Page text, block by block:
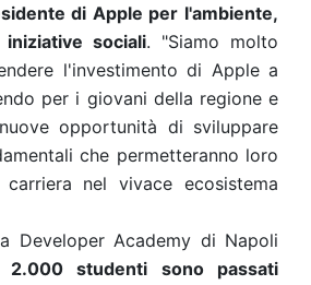
di Apple per l'ambiente,
sociali. "Siamo molto
l'investimento di Apple a
per i giovani della regione e
opportunità di sviluppare
che permetteranno loro
nel vivace ecosistema
Developer Academy di Napoli
2.000 studenti sono passati